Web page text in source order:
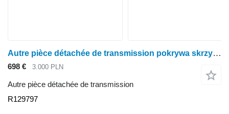
Autre pièce détachée de transmission pokrywa skrzyni biegów R129797 pour tracteur à roues John Deere 6110 6210 6310 6410 6200 6300 6400
698 € 3.000 PLN
Autre pièce détachée de transmission
R129797